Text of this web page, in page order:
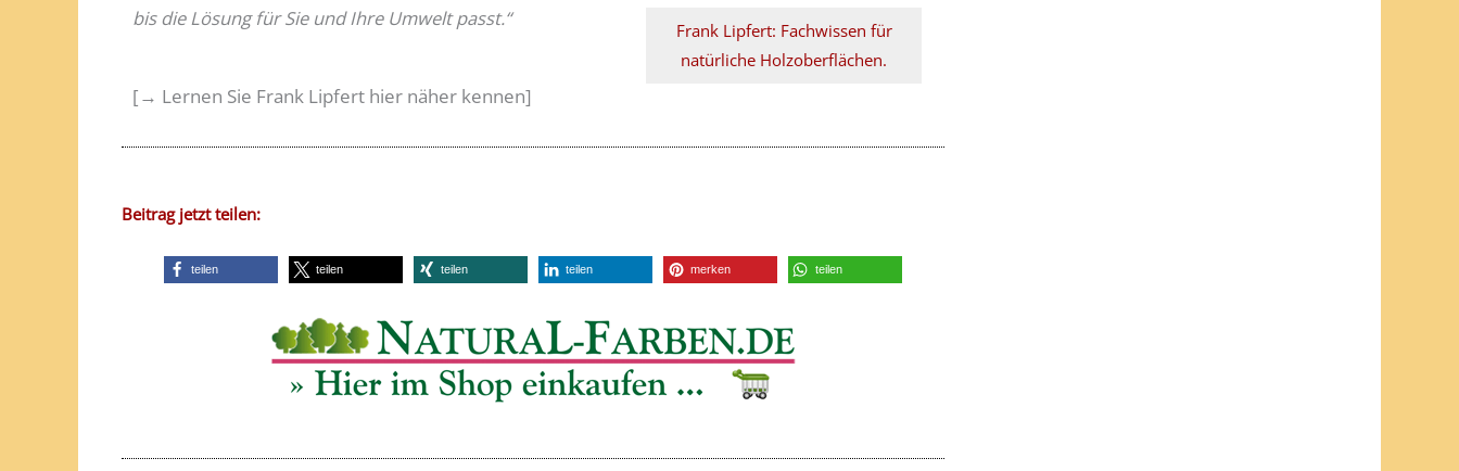
bis die Lösung für Sie und Ihre Umwelt passt.“
[→ Lernen Sie Frank Lipfert hier näher kennen]
Frank Lipfert: Fachwissen für
natürliche Holzoberflächen.
Beitrag jetzt teilen:
teilen teilen teilen teilen merken teilen